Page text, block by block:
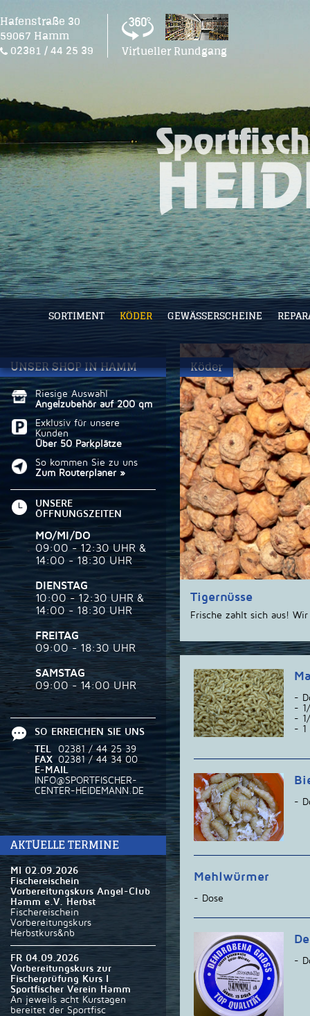
SORTIMENT KÖDER GEWÄSSERSCHEINE
Hafenstraße 30
59067 Hamm
02381 / 44 25 39 Virtueller Rundgang
UNSER SHOP IN HAMM
Riesige Auswahl
Angelzubehör auf 200 qm
Exklusiv für unsere
Kunden
Über 50 Parkplätze
So kommen Sie zu uns
Zum Routerplaner »
UNSERE
ÖFFNUNGSZEITEN
MO/MI/DO
09:00 - 12:30 UHR &
14:00 - 18:30 UHR
DIENSTAG
10:00 - 12:30 UHR &
14:00 - 18:30 UHR
FREITAG
09:00 - 18:30 UHR
SAMSTAG
09:00 - 14:00 UHR
SO ERREICHEN SIE UNS
TEL
02381 / 44 25 39
FAX 02381 / 44 34 00
E-MAIL
INFO@SPORTFISCHER-
CENTER-HEIDEMANN.DE
AKTUELLE TERMINE
MI 02.09.2026
Fischereischein
Vorbereitungskurs Angel-Club
Hamm e.V. Herbst
Fischereischein
Vorbereitungskurs
Herbstkurs&nb
FR 04.09.2026
Vorbereitungskurs zur
Fischerprüfung Kurs I
Sportfischer Verein Hamm
An jeweils acht Kurstagen
bereitet der Sportfisc
Köder
Tigernüsse
Frische zahlt sich aus!
-
-
-
- 1
-
Mehlwürmer
- Dose
-